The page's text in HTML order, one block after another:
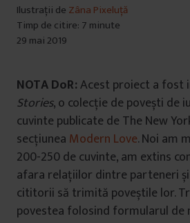
Ilustrații de Zâna Pixeluță
Timp de citire: 7 minute
29 mai 2019
NOTA DoR:Acest proiect a fost
Stories, o colecție de povești de
cuvinte publicate de The New
secțiunea Modern Love. Noi am
200-250 de cuvinte, am extins
afara relațiilor dintre parteneri
cititorii să trimită poveștile lor.
povestea folosind formularul de